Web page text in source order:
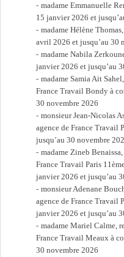
madame Emmanuelle
15 janvier 2026 et
madame Hélène
avril 2026 et jusqu’au 30
madame Nabila
janvier 2026 et jusqu’au
madame Samia Ait
France Travail Bondy à
30 novembre 2026
monsieur Jean-Nicolas
agence de France Travail
jusqu’au 30 novembre
madame Zineb
France Travail Paris
janvier 2026 et jusqu’au
monsieur Adenane
agence de France Travail
janvier 2026 et jusqu’au
madame Mariel Calme,
France Travail Meaux à
30 novembre 2026